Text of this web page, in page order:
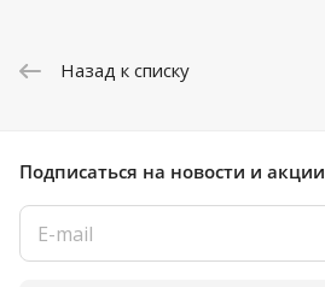
Назад к списку
Подписаться на новости и акции